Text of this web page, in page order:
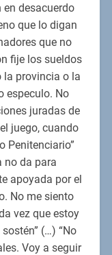
desacuerdo
que lo digan
que no
fije los sueldos
la provincia o la
especulo. No
juradas de
juego, cuando
Penitenciario”
no da para
apoyada por el
No me siento
vez que estoy
(…) “No
Voy a seguir